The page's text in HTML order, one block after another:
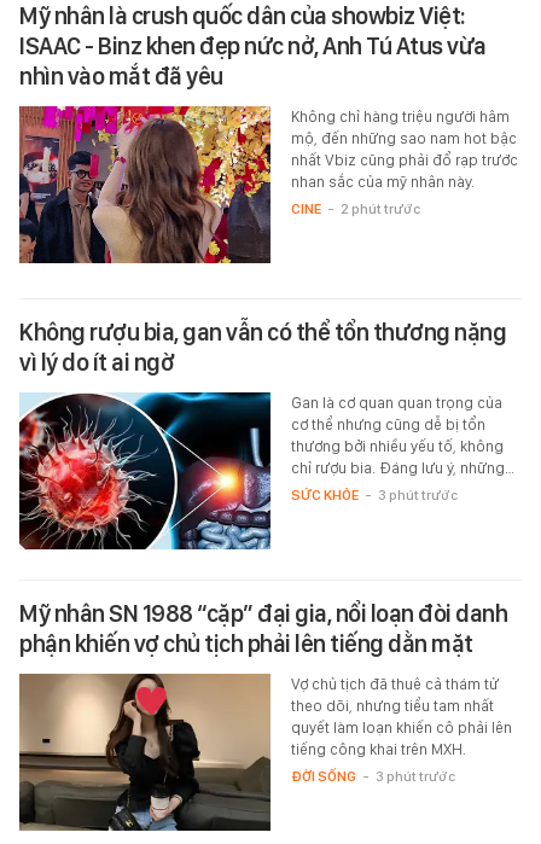
Mỹ nhân là crush quốc dân của showbiz Việt:
ISAAC - Binz khen đẹp nức nở, Anh Tú Atus vừa
nhìn vào mắt đã yêu
Không chỉ hàng triệu người hâm
mộ, đến những sao nam hot bậc
nhất Vbiz cũng phải đổ rạp trước
nhan sắc của mỹ nhân này.
CINE - 2 phút trước
Không rượu bia, gan vẫn có thể tổn thương nặng
vì lý do ít ai ngờ
Gan là cơ quan quan trọng của
cơ thể nhưng cũng dễ bị tổn
thương bởi nhiều yếu tố, không
chỉ rượu bia. Đáng lưu ý, những…
SỨC KHỎE - 3 phút trước
Mỹ nhân SN 1988 “cặp” đại gia, nổi loạn đòi danh
phận khiến vợ chủ tịch phải lên tiếng dằn mặt
Vợ chủ tịch đã thuê cả thám tử
theo dõi, nhưng tiểu tam nhất
quyết làm loạn khiến cô phải lên
tiếng công khai trên MXH.
ĐỜI SỐNG - 3 phút trước